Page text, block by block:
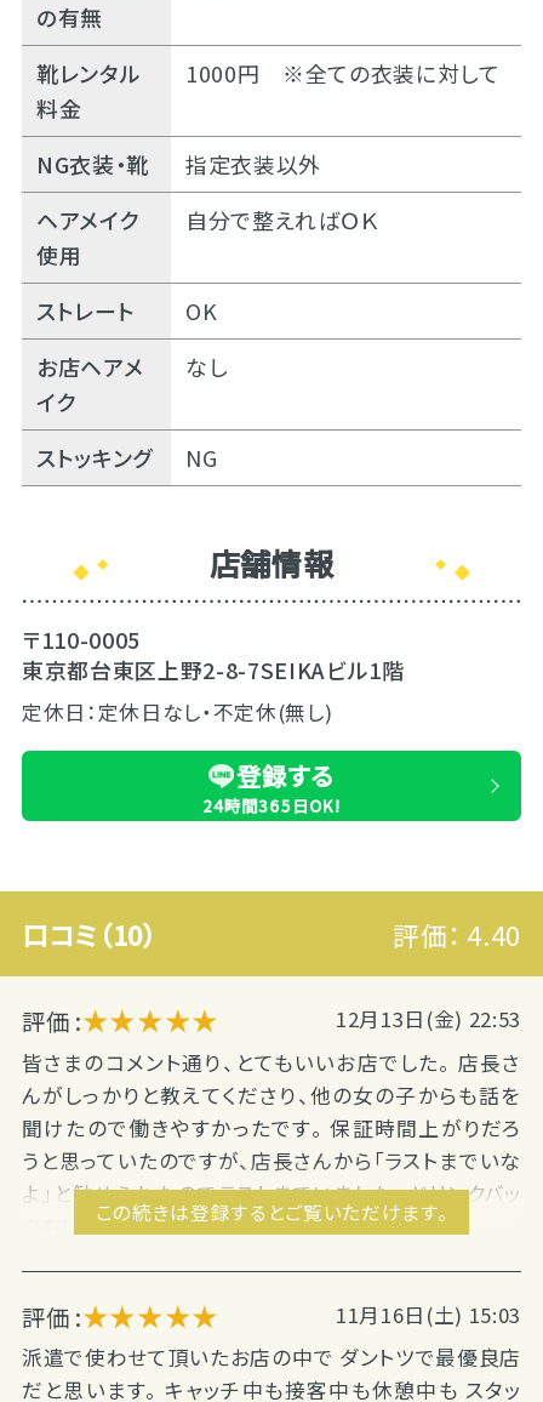
の有無
靴レンタル
料金
1000円 ※全ての衣装に対して
NG衣装・靴
指定衣装以外
ヘアメイク
使用
自分で整えればＯＫ
ストレート
OK
お店ヘアメ
イク
なし
ストッキング NG
店舗情報
〒110-0005
東京都台東区上野2-8-7SEIKAビル1階
定休日：定休日なし・不定休(無し)
登録する
24時間365日OK!
口コミ（10） 評価： 4.40
評価 :★★★★★
12月13日(金) 22:53
皆さまのコメント通り、とてもいいお店でした。 店長さ
んがしっかりと教えてくださり、他の女の子からも話を
聞けたので働きやすかったです。 保証時間上がりだろ
うと思っていたのですが、店長さんから「ラストまでいな
よ」と勧められたのでラストまでいました。 ドリンクバッ
クもしっかりお給料に入れていただけました。 ...
この続きは登録するとご覧いただけます。
評価 :★★★★★
11月16日(土) 15:03
派遣で使わせて頂いたお店の中で ダントツで最優良店
だと思います。 キャッチ中も接客中も休憩中も スタッ